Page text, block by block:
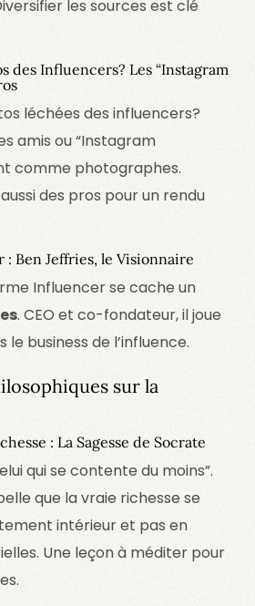
les sources est clé
des Influencers? Les “Instagram
léchées des influencers?
amis ou “Instagram
comme photographes.
des pros pour un rendu
: Ben Jeffries, le Visionnaire
Influencer se cache un
. CEO et co-fondateur, il joue
le business de l’influence.
sur la
: La Sagesse de Socrate
qui se contente du moins”.
que la vraie richesse se
intérieur et pas en
Une leçon à méditer pour